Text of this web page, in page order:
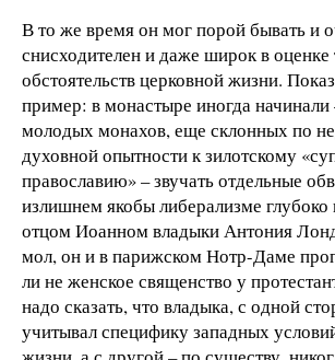
В то же время он мог порой бывать и
снисходителен и даже широк в
обстоятельств церковной жизни.
пример: в монастыре иногда начинали
молодых монахов, еще склонных по
духовной опытности к зилотскому
православию» – звучать отдельные
излишнем якобы либерализме
отцом Иоанном владыки Антония
мол, он и в парижском Нотр-Даме
ли не женское священство у
надо сказать, что владыка, с одной
учитывал специфику западных